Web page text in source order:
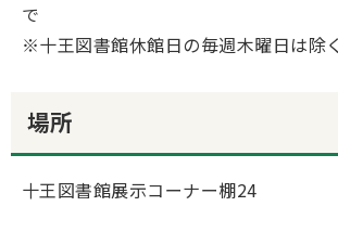
で
※十王図書館休館日の毎週木曜日は除く
場所
十王図書館展示コーナー棚24